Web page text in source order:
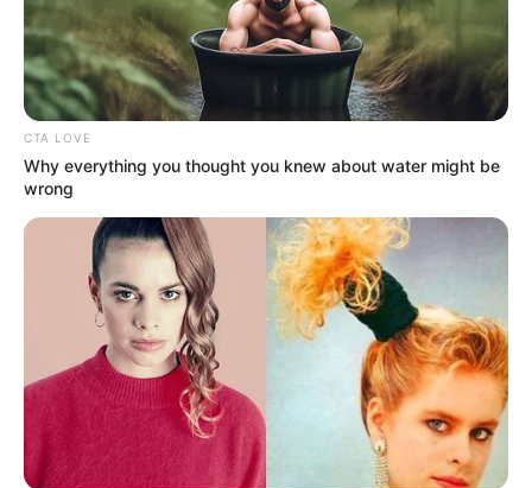
CTA LOVE
Why everything you thought you knew about water might be
wrong